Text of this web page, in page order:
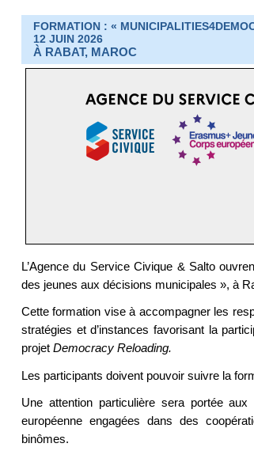
FORMATION : «
12 JUIN 2026
À RABAT, MAROC
L’Agence du Service Civique & Salto
des jeunes aux décisions municipales », à
Cette formation vise à accompagner les
stratégies et d’instances favorisant la
projet Democracy Reloading.
Les participants doivent pouvoir suivre la
Une attention particulière sera portée
européenne engagées dans des
binômes.